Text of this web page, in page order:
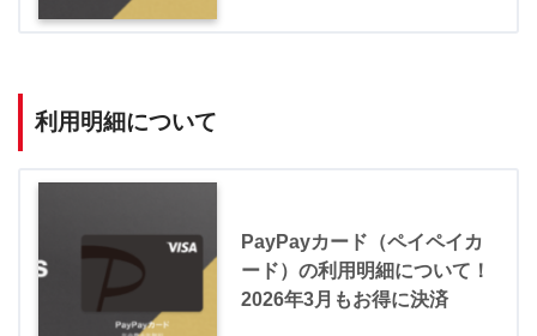
利用明細について
PayPayカード（ペイペイカ
ード）の利用明細について！
2026年3月もお得に決済